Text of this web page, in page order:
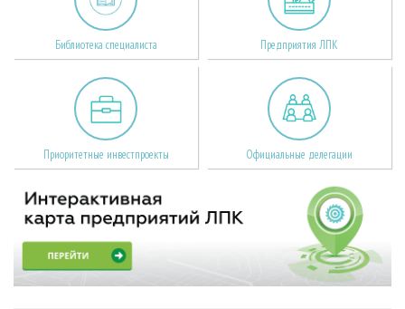
Библиотека специалиста Предприятия ЛПК
Приоритетные инвестпроекты Официальные делегации